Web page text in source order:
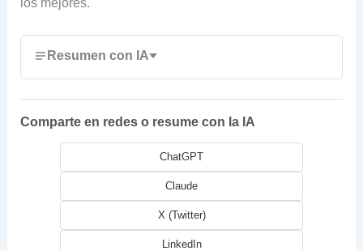
los mejores.
Resumen con IA
Comparte en redes o resume con la IA
ChatGPT
Claude
X (Twitter)
LinkedIn